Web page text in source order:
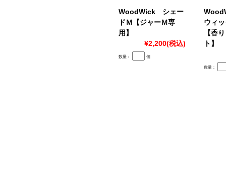
WoodWick シェー
ドＭ【ジャーＭ専
用】
¥2,200(税込)
数量： 個
ウィ
【香
ト】
数量：